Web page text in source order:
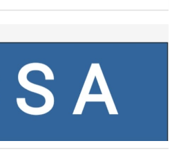
valorizzi le nostre specificità"